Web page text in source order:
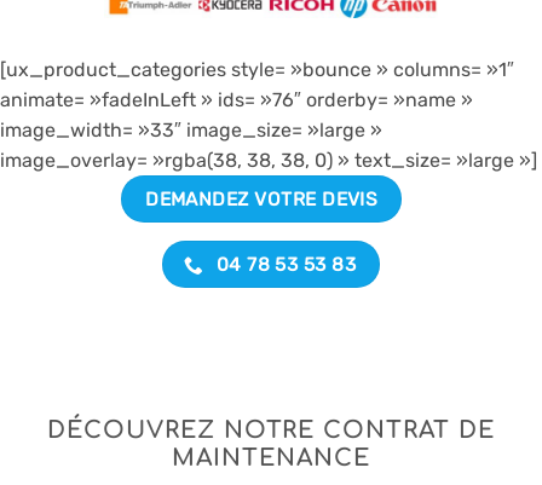
[ux_product_categories style= »bounce » columns= »1″
animate= »fadeInLeft » ids= »76″ orderby= »name »
image_width= »33″ image_size= »large »
image_overlay= »rgba(38, 38, 38, 0) » text_size= »large »]
DEMANDEZ VOTRE DEVIS
04 78 53 53 83
DÉCOUVREZ NOTRE CONTRAT DE
MAINTENANCE